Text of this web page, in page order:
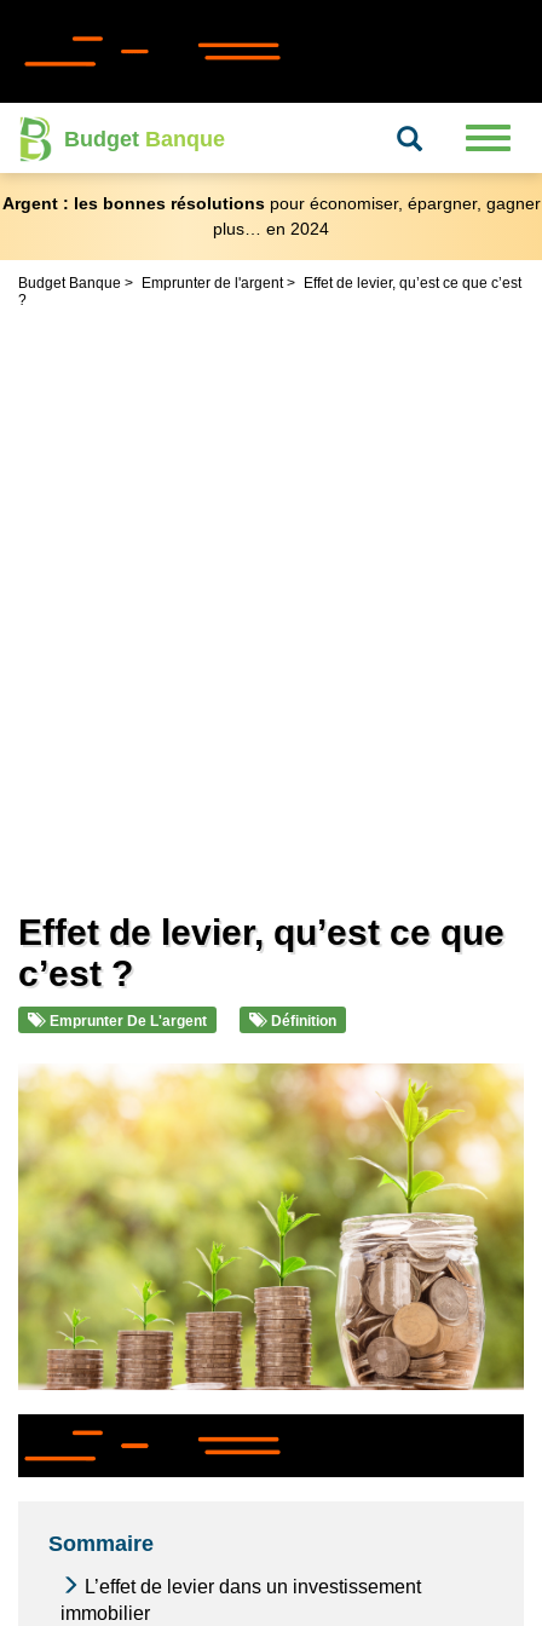
Budget Banque Recherche
Argent : les bonnes résolutionspour économiser, épargner, gagner
plus… en 2024
Budget Banque Emprunter de l'argent
Effet de levier, qu’est ce que c’est
?
Effet de levier, qu’est ce que
c’est ?
Emprunter De L'argent Définition
Sommaire
L’effet de levier dans un investissement
immobilier